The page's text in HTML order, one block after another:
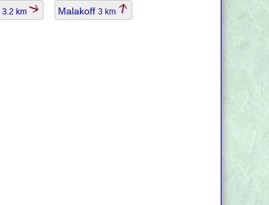
3.2 km Malakoff 3 km